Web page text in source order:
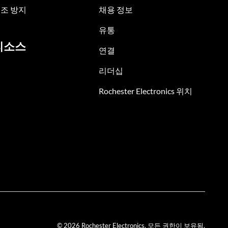
방지
소스
채용 정보
유통
연결
리더십
Rochester Electronics 위치
© 2026 Rochester Electronics. 모든 권한이 보유됨.